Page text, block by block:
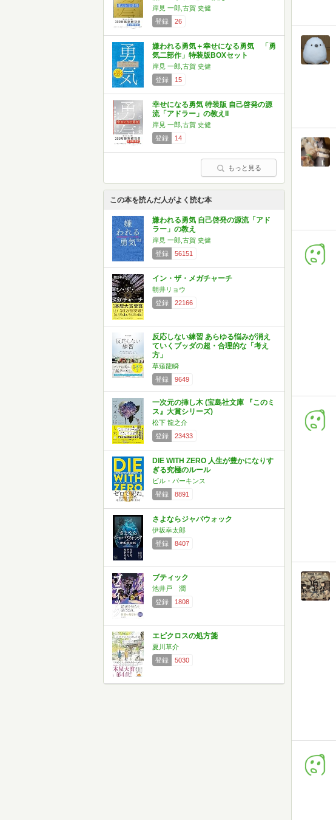
岸見 一郎,古賀 史健
登録
26
嫌われる勇気＋幸せになる勇気 「勇
気二部作」特装版BOXセット
岸見 一郎,古賀 史健
登録
15
幸せになる勇気 特装版 自己啓発の源
流「アドラー」の教えII
岸見 一郎,古賀 史健
登録
14
もっと見る
この本を読んだ人がよく読む本
嫌われる勇気 自己啓発の源流「アド
ラー」の教え
岸見 一郎,古賀 史健
登録
56151
イン・ザ・メガチャーチ
朝井リョウ
登録
22166
反応しない練習 あらゆる悩みが消え
ていくブッダの超・合理的な「考え
方」
草薙龍瞬
登録
9649
一次元の挿し木 (宝島社文庫 『このミ
ス』大賞シリーズ)
松下 龍之介
登録
23433
DIE WITH ZERO 人生が豊かになりす
ぎる究極のルール
ビル・パーキンス
登録
8891
さよならジャバウォック
伊坂幸太郎
登録
8407
ブティック
池井戸 潤
登録
1808
エピクロスの処方箋
夏川草介
登録
5030